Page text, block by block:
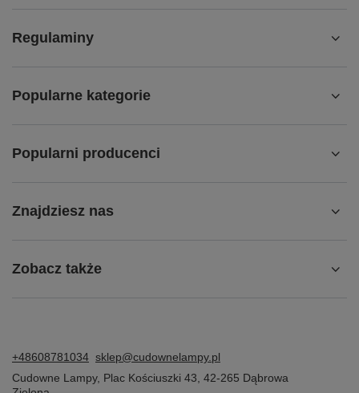
Regulaminy
Popularne kategorie
Popularni producenci
Znajdziesz nas
Zobacz także
+48608781034 sklep@cudownelampy.pl
Cudowne Lampy, Plac Kościuszki 43 42-265 Dąbrowa